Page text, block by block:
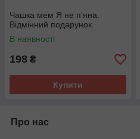
Чашка мем Я не п'яна.
Відмінний подарунок.
В наявності
198 ₴
Купити
Про нас